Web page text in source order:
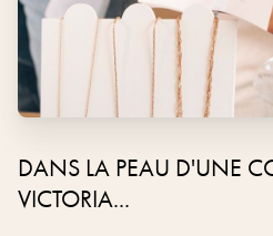
DANS LA PEAU D'UNE
VICTORIA...